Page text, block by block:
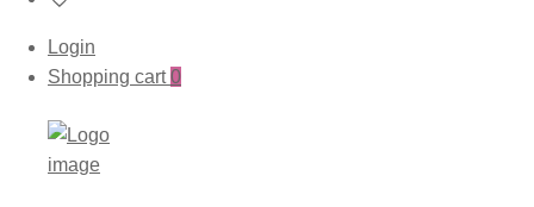
Login
Shopping cart 0